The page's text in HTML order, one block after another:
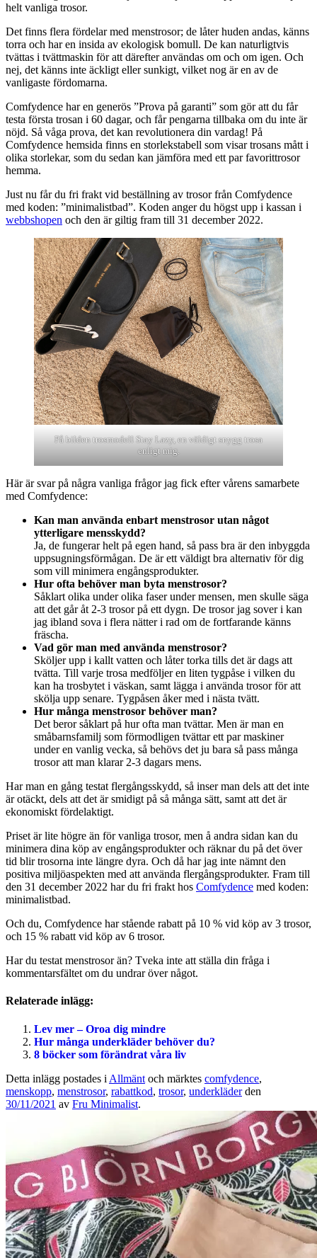
helt vanliga trosor.
Det finns flera fördelar med menstrosor; de låter huden andas, känns
torra och har en insida av ekologisk bomull. De kan naturligtvis
tvättas i tvättmaskin för att därefter användas om och om igen. Och
nej, det känns inte äckligt eller sunkigt, vilket nog är en av de
vanligaste fördomarna.
Comfydence har en generös ”Prova på garanti” som gör att du får
testa första trosan i 60 dagar, och får pengarna tillbaka om du inte är
nöjd. Så våga prova, det kan revolutionera din vardag! På
Comfydence hemsida finns en storlekstabell som visar trosans mått i
olika storlekar, som du sedan kan jämföra med ett par favorittrosor
hemma.
Just nu får du fri frakt vid beställning av trosor från Comfydence
med koden: ”minimalistbad”. Koden anger du högst upp i kassan i
webbshopen och den är giltig fram till 31 december 2022.
På bilden trosmodell Stay Lazy, en väldigt snygg trosa
enligt mig.
Här är svar på några vanliga frågor jag fick efter vårens samarbete
med Comfydence:
Kan man använda enbart menstrosor utan något
ytterligare mensskydd?
Ja, de fungerar helt på egen hand, så pass bra är den inbyggda
uppsugningsförmågan. De är ett väldigt bra alternativ för dig
som vill minimera engångsprodukter.
Hur ofta behöver man byta menstrosor?
Såklart olika under olika faser under mensen, men skulle säga
att det går åt 2-3 trosor på ett dygn. De trosor jag sover i kan
jag ibland sova i flera nätter i rad om de fortfarande känns
fräscha.
Vad gör man med använda menstrosor?
Sköljer upp i kallt vatten och låter torka tills det är dags att
tvätta. Till varje trosa medföljer en liten tygpåse i vilken du
kan ha trosbytet i väskan, samt lägga i använda trosor för att
skölja upp senare. Tygpåsen åker med i nästa tvätt.
Hur många menstrosor behöver man?
Det beror såklart på hur ofta man tvättar. Men är man en
småbarnsfamilj som förmodligen tvättar ett par maskiner
under en vanlig vecka, så behövs det ju bara så pass många
trosor att man klarar 2-3 dagars mens.
Har man en gång testat flergångsskydd, så inser man dels att det inte
är otäckt, dels att det är smidigt på så många sätt, samt att det är
ekonomiskt fördelaktigt.
Priset är lite högre än för vanliga trosor, men å andra sidan kan du
minimera dina köp av engångsprodukter och räknar du på det över
tid blir trosorna inte längre dyra. Och då har jag inte nämnt den
positiva miljöaspekten med att använda flergångsprodukter. Fram till
den 31 december 2022 har du fri frakt hos Comfydence med koden:
minimalistbad.
Och du, Comfydence har stående rabatt på 10 % vid köp av 3 trosor,
och 15 % rabatt vid köp av 6 trosor.
Har du testat menstrosor än? Tveka inte att ställa din fråga i
kommentarsfältet om du undrar över något.
Relaterade inlägg:
Lev mer – Oroa dig mindre
Hur många underkläder behöver du?
8 böcker som förändrat våra liv
Detta inlägg postades i Allmänt och märktes comfydence,
menskopp, menstrosor, rabattkod, trosor, underkläderden
30/11/2021 av Fru Minimalist.